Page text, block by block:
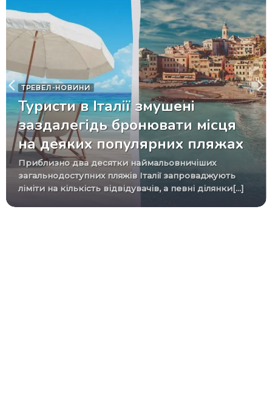
ТРЕВЕЛ-НОВИНИ
Туристи в Італії змушені
заздалегідь бронювати місця
на деяких популярних пляжах
Приблизно два десятки наймальовничіших
загальнодоступних пляжів Італії запроваджують
ліміти на кількість відвідувачів, а певні ділянки[...]